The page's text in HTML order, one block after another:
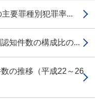
要罪種別犯罪率...
知件数の構成比の...
の推移（平成22～26